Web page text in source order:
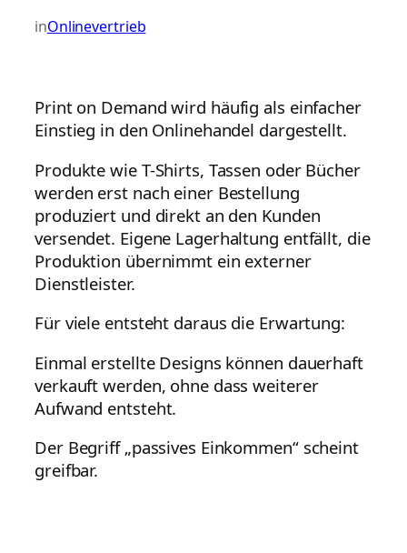
inOnlinevertrieb
Print on Demand wird häufig als einfacher
Einstieg in den Onlinehandel dargestellt.
Produkte wie T-Shirts, Tassen oder Bücher
werden erst nach einer Bestellung
produziert und direkt an den Kunden
versendet. Eigene Lagerhaltung entfällt, die
Produktion übernimmt ein externer
Dienstleister.
Für viele entsteht daraus die Erwartung:
Einmal erstellte Designs können dauerhaft
verkauft werden, ohne dass weiterer
Aufwand entsteht.
Der Begriff „passives Einkommen“ scheint
greifbar.